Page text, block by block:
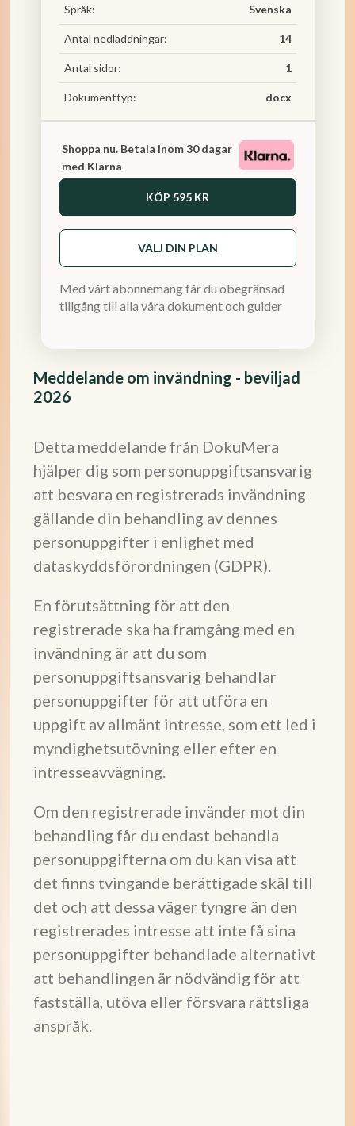
Meddelande om invändning - beviljad
2026
Detta meddelande från DokuMera
hjälper dig som personuppgiftsansvarig
att besvara en registrerads invändning
gällande din behandling av dennes
personuppgifter i enlighet med
dataskyddsförordningen (GDPR).
En förutsättning för att den
registrerade ska ha framgång med en
invändning är att du som
personuppgiftsansvarig behandlar
personuppgifter för att utföra en
uppgift av allmänt intresse, som ett led i
myndighetsutövning eller efter en
intresseavvägning.
Om den registrerade invänder mot din
behandling får du endast behandla
personuppgifterna om du kan visa att
det finns tvingande berättigade skäl till
det och att dessa väger tyngre än den
registrerades intresse att inte få sina
personuppgifter behandlade alternativt
att behandlingen är nödvändig för att
fastställa, utöva eller försvara rättsliga
anspråk.
Språk: Svenska
Antal nedladdningar: 14
Antal sidor: 1
Dokumenttyp: docx
Shoppa nu. Betala inom 30 dagar
med Klarna
KÖP 595 KR
VÄLJ DIN PLAN
Med vårt abonnemang får du obegränsad
tillgång till alla våra dokument och guider